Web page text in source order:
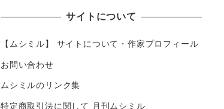
サイトについて
【ムシミル】 サイトについて・作家プロフィール
お問い合わせ
ムシミルのリンク集
特定商取引法に関して 月刊ムシミル